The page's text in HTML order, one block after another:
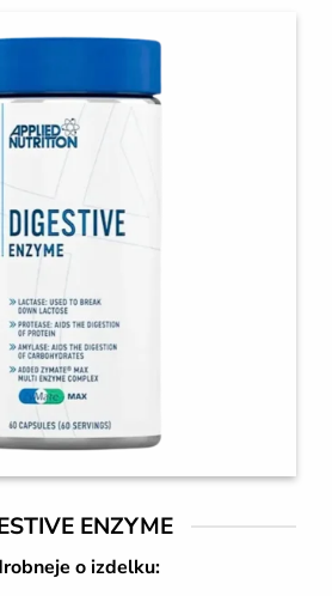
ENZYME
o izdelku: